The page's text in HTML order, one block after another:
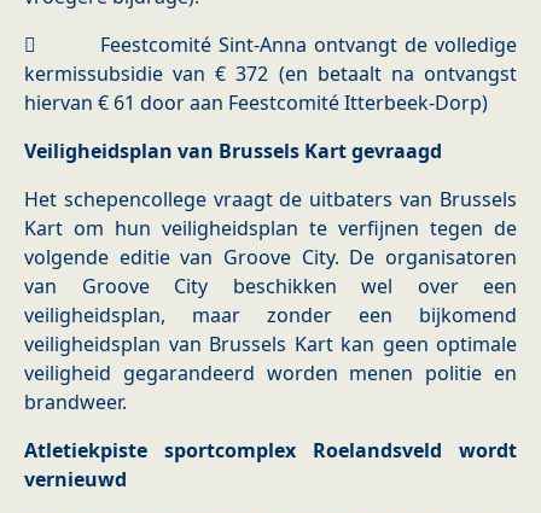
 Feestcomité Sint-Anna ontvangt de volledige
kermissubsidie van € 372 (en betaalt na ontvangst
hiervan € 61 door aan Feestcomité Itterbeek-Dorp)
Veiligheidsplan van Brussels Kart gevraagd
Het schepencollege vraagt de uitbaters van Brussels
Kart om hun veiligheidsplan te verfijnen tegen de
volgende editie van Groove City. De organisatoren
van Groove City beschikken wel over een
veiligheidsplan, maar zonder een bijkomend
veiligheidsplan van Brussels Kart kan geen optimale
veiligheid gegarandeerd worden menen politie en
brandweer.
Atletiekpiste sportcomplex Roelandsveld wordt
vernieuwd